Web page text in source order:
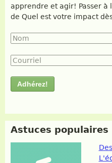
apprendre et agir! Passer
de Quel est votre impact
Nom
Courriel
Astuces populaires